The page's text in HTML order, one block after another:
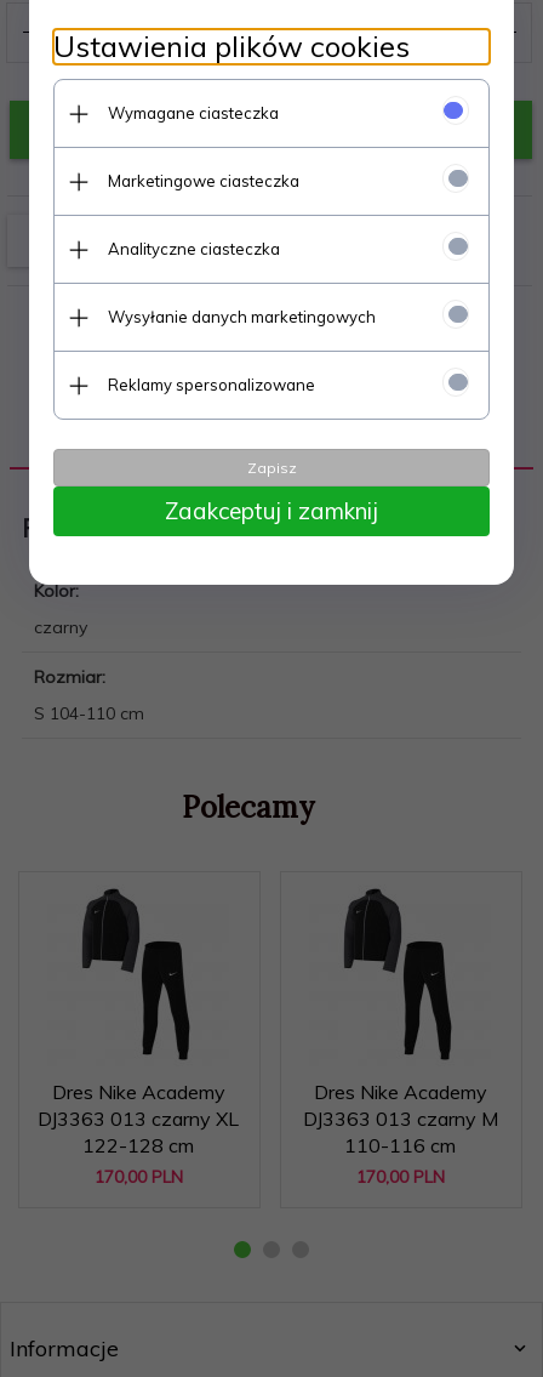
Piłka nożna
Kolor:
czarny
Rozmiar:
S 104-110 cm
Polecamy
Dres Nike Academy
DJ3363 013 czarny XL
122-128 cm
170,00 PLN
Dres Nike Academy
DJ3363 013 czarny M
110-116 cm
170,00 PLN
Informacje
Ustawienia plików cookies
Wymagane ciasteczka
Marketingowe ciasteczka
Analityczne ciasteczka
Wysyłanie danych marketingowych
Reklamy spersonalizowane
Zapisz
Zaakceptuj i zamknij